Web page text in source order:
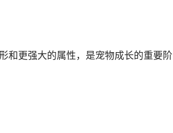
和更强大的属性，是宠物成长的重要阶